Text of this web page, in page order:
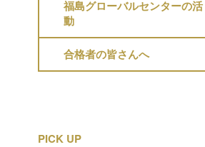
福島グローバルセンターの活
動
合格者の皆さんへ
PICK UP